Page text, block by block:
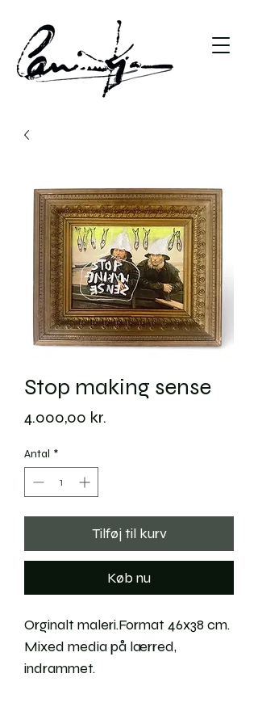
Stop making sense
4.000,00 kr.
Antal *
Tilføj til kurv
Køb nu
Orginalt maleri.Format 46x38 cm.
Mixed media på lærred,
indrammet.